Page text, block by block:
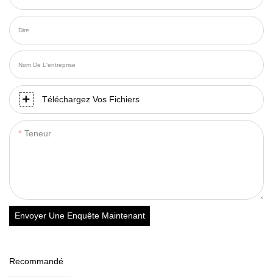
Dire
Nom De L'entreprise
Téléchargez Vos Fichiers
Teneur
Envoyer Une Enquête Maintenant
Recommandé